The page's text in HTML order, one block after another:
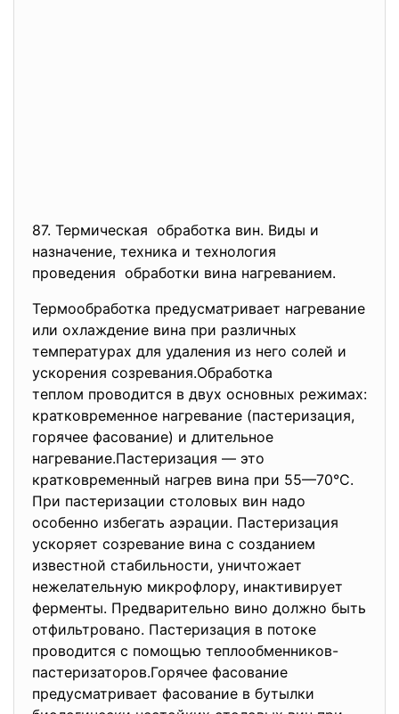
87. Термическая обработка вин. Виды и
назначение, техника и технология
проведения обработки вина нагреванием.
Термообработка предусматривает нагревание
или охлаждение вина при различных
температурах для удаления из него солей и
ускорения созревания.Обработка
теплом проводится в двух основных режимах:
кратковременное нагревание (пастеризация,
горячее фасование) и длительное
нагревание.Пастеризация — это
кратковременный нагрев вина при 55—70°С.
При пастеризации столовых вин надо
особенно избегать аэрации. Пастеризация
ускоряет созревание вина с созданием
известной стабильности, уничтожает
нежелательную микрофлору, инактивирует
ферменты. Предварительно вино должно быть
отфильтровано. Пастеризация в потоке
проводится с помощью теплообменников-
пастеризаторов.Горячее фасование
предусматривает фасование в бутылки